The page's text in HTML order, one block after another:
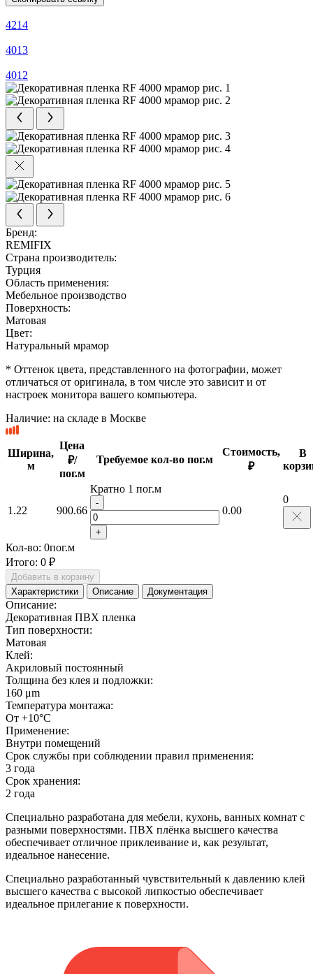
4214
4013
4012
Бренд:
REMIFIX
Страна производитель:
Турция
Область применения:
Мебельное производство
Поверхность:
Матовая
Цвет:
Натуральный мрамор
* Оттенок цвета, представленного на фотографии, может
отличаться от оригинала, в том числе это зависит и от
настроек монитора вашего компьютера.
Наличие: на складе в Москве
Ширина,
м
Цена
₽/
пог.м
Требуемое кол-во пог.м
Стоимость,
₽
В
1.22 900.66
Кратно 1 пог.м
-
+
0.00
0
Кол-во: 0пог.м
Итого: 0 ₽
Добавить в корзину
Характеристики
Описание Документация
Описание:
Декоративная ПВХ пленка
Тип поверхности:
Матовая
Клей:
Акриловый постоянный
Толщина без клея и подложки:
160 μm
Температура монтажа:
От +10°С
Применение:
Внутри помещений
Срок службы при соблюдении правил применения:
3 года
Срок хранения:
2 года
Специально разработана для мебели, кухонь, ванных комнат с
разными поверхностями. ПВХ плёнка высшего качества
обеспечивает отличное приклеивание и, как результат,
идеальное нанесение.
Специально разработанный чувствительный к давлению клей
высшего качества с высокой липкостью обеспечивает
идеальное прилегание к поверхности.